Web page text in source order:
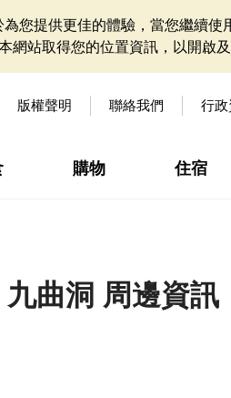
您提供更佳的體驗，當您繼續使
站取得您的位置資訊，以開啟及
版權聲明 聯絡我們 行政
購物 住宿
九曲洞 周邊資訊